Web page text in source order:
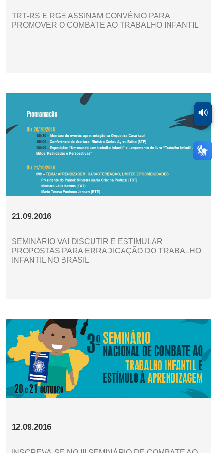
TRT-RS E RGE ASSINAM CONVÊNIO PARA
PROMOVER O COMBATE AO TRABALHO INFANTIL
21.09.2016
SEMINÁRIO VAI DISCUTIR E ESTIMULAR
PROPOSTAS PARA ERRADICAÇÃO DO TRABALHO
INFANTIL NO BRASIL
12.09.2016
🔊